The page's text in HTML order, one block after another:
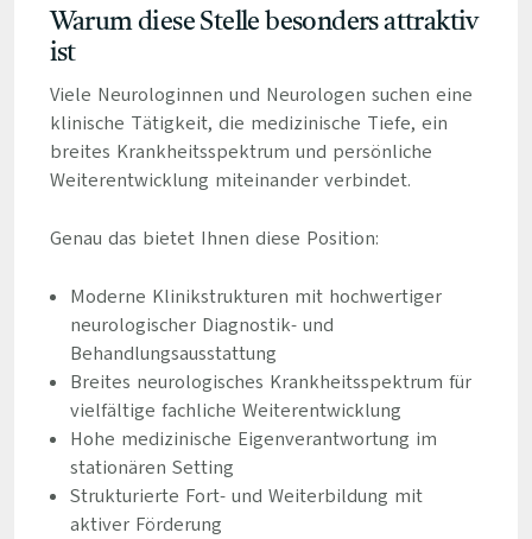
Warum diese Stelle besonders attraktiv
ist
Viele Neurologinnen und Neurologen suchen eine
klinische Tätigkeit, die medizinische Tiefe, ein
breites Krankheitsspektrum und persönliche
Weiterentwicklung miteinander verbindet.
Genau das bietet Ihnen diese Position:
Moderne Klinikstrukturen mit hochwertiger
neurologischer Diagnostik- und
Behandlungsausstattung
Breites neurologisches Krankheitsspektrum für
vielfältige fachliche Weiterentwicklung
Hohe medizinische Eigenverantwortung im
stationären Setting
Strukturierte Fort- und Weiterbildung mit
aktiver Förderung